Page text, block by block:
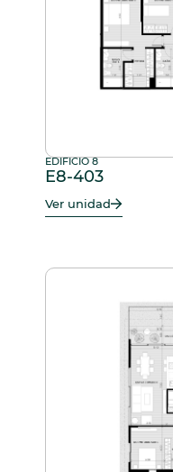
EDIFICIO 8
E8-403
Ver unidad